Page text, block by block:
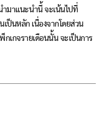
มาแนะนำนี้ จะเน้นไปที่
เป็นหลัก เนื่องจากโดยส่วน
เกจรายเดือนนั้น จะเป็นการ